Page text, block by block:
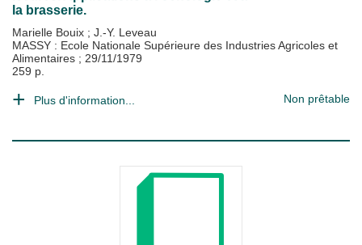
la brasserie.
Marielle Bouix ; J.-Y. Leveau
MASSY : Ecole Nationale Supérieure des Industries Agricoles et
Alimentaires ; 29/11/1979
259 p.
Plus d'information... Non prêtable